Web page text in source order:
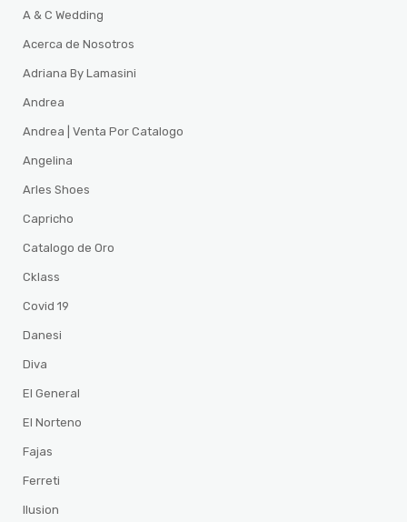
A & C Wedding
Acerca de Nosotros
Adriana By Lamasini
Andrea
Andrea | Venta Por Catalogo
Angelina
Arles Shoes
Capricho
Catalogo de Oro
Cklass
Covid 19
Danesi
Diva
El General
El Norteno
Fajas
Ferreti
Ilusion